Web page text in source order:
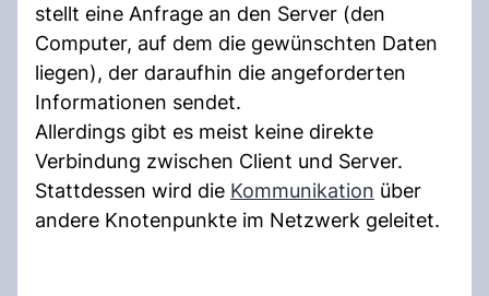
stellt eine Anfrage an den Server (den
Computer, auf dem die gewünschten Daten
liegen), der daraufhin die angeforderten
Informationen sendet.
Allerdings gibt es meist keine direkte
Verbindung zwischen Client und Server.
Stattdessen wird die Kommunikation über
andere Knotenpunkte im Netzwerk geleitet.